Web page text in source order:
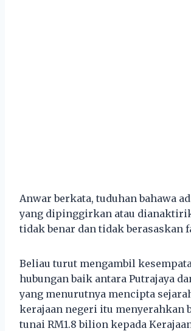
Anwar berkata, tuduhan bahawa
yang dipinggirkan atau
tidak benar dan tidak berasaskan
Beliau turut mengambil
hubungan baik antara Putrajaya
yang menurutnya mencipta
kerajaan negeri itu menyerahkan
tunai RM1.8 bilion kepada